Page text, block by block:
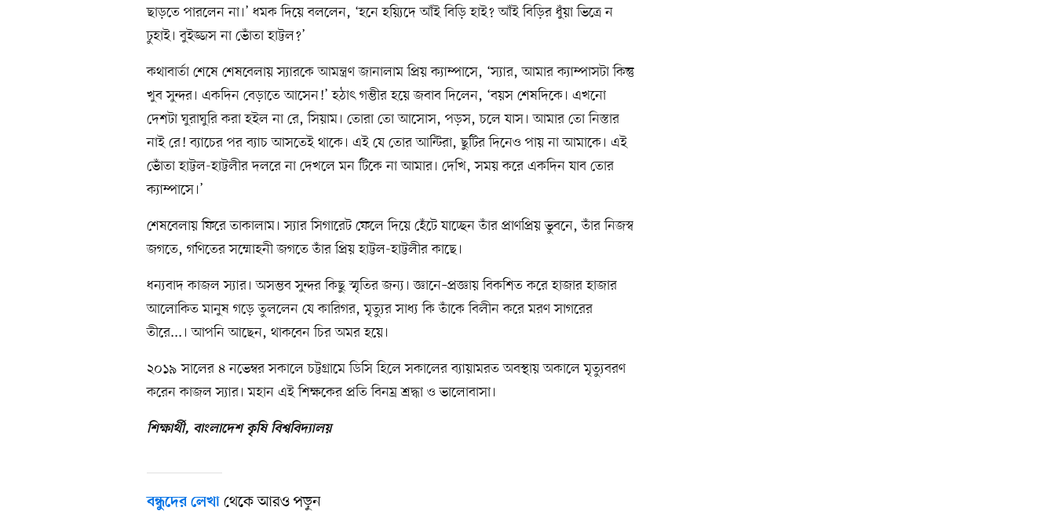
ছাড়তে পারলেন না।’ ধমক দিয়ে বললেন, ‘হনে হয়্যিদে আঁই বিড়ি হাই? আঁই বিড়ির ধুঁয়া ভিত্রে ন
ঢুহাই। বুইজ্জস না ভোঁতা হাট্টল?’
কথাবার্তা শেষে শেষবেলায় স্যারকে আমন্ত্রণ জানালাম প্রিয় ক্যাম্পাসে, ‘স্যার, আমার ক্যাম্পাসটা কিন্তু
খুব সুন্দর। একদিন বেড়াতে আসেন!’ হঠাৎ গম্ভীর হয়ে জবাব দিলেন, ‘বয়স শেষদিকে। এখনো
দেশটা ঘুরাঘুরি করা হইল না রে, সিয়াম। তোরা তো আসোস, পড়স, চলে যাস। আমার তো নিস্তার
নাই রে! ব্যাচের পর ব্যাচ আসতেই থাকে। এই যে তোর আন্টিরা, ছুটির দিনেও পায় না আমাকে। এই
ভোঁতা হাট্টল-হাট্টলীর দলরে না দেখলে মন টিকে না আমার। দেখি, সময় করে একদিন যাব তোর
ক্যাম্পাসে।’
শেষবেলায় ফিরে তাকালাম। স্যার সিগারেট ফেলে দিয়ে হেঁটে যাচ্ছেন তাঁর প্রাণপ্রিয় ভুবনে, তাঁর নিজস্ব
জগতে, গণিতের সম্মোহনী জগতে তাঁর প্রিয় হাট্টল-হাট্টলীর কাছে।
ধন্যবাদ কাজল স্যার। অসম্ভব সুন্দর কিছু স্মৃতির জন্য। জ্ঞানে–প্রজ্ঞায় বিকশিত করে হাজার হাজার
আলোকিত মানুষ গড়ে তুললেন যে কারিগর, মৃত্যুর সাধ্য কি তাঁকে বিলীন করে মরণ সাগরের
তীরে...। আপনি আছেন, থাকবেন চির অমর হয়ে।
২০১৯ সালের ৪ নভেম্বর সকালে চট্টগ্রামে ডিসি হিলে সকালের ব্যায়ামরত অবস্থায় অকালে মৃত্যুবরণ
করেন কাজল স্যার। মহান এই শিক্ষকের প্রতি বিনম্র শ্রদ্ধা ও ভালোবাসা।
শিক্ষার্থী, বাংলাদেশ কৃষি বিশ্ববিদ্যালয়
বন্ধুদের লেখা থেকে আরও পড়ুন